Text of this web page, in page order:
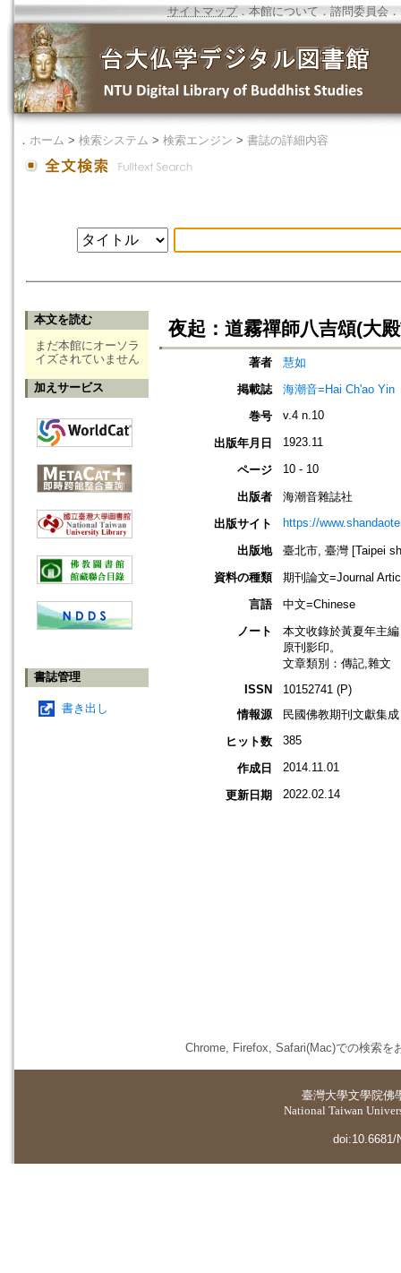
サイトマップ．本館について ． 諮問委員会 ．
． ホーム > 検索システム > 検索エンジン > 書誌の詳細内容
本文を読む
まだ本館にオーソラ
イズされていません
加えサービス
書誌管理
書き出し
夜起：道霧禪師八吉頌(大
著者
慧如
掲載誌
海潮音=Hai Ch'ao Yin
巻号
v.4 n.10
出版年月日 1923.11
ページ 10 - 10
出版者
海潮音雜誌社
出版サイト
https://
出版地
臺北市, 臺灣 [Taipei
資料の種類
期刊論文=Journal
言語
中文=Chinese
ノート
本文收錄於黃夏年主
原刊影印。
文章類別：傳記,雜文
ISSN
10152741 (P)
情報源
民國佛教期刊文獻集
ヒット数
385
作成日 2014.11.01
更新日期 2022.02.14
Chrome, Firefox, Safari(Mac)での検索を
臺灣大學文學院佛
National Taiwan
doi:10.6681/